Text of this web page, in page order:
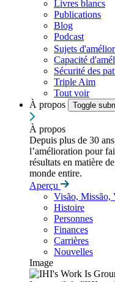
Livres blancs
Publications
Blog
Podcast
Sujets
Capacité
Sécurité des
Triple Aim
Tout voir
À propos
Toggle
À propos
Depuis plus de 30
l’amélioration pour
résultats en matière
monde entire.
Aperçu
Visão, Missão,
Histoire
Personnes
Finances
Carrières
Nouvelles
Image